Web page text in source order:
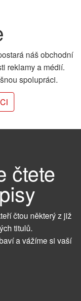
náš obchodní
reklamy a médií.
spolupráci.
čtete
čtou některý z již
titulů.
a vážíme si vaší